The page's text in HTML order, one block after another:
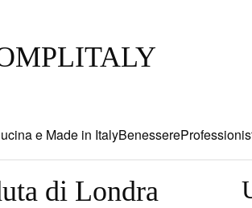
e Made in ItalyBenessere
di Londra